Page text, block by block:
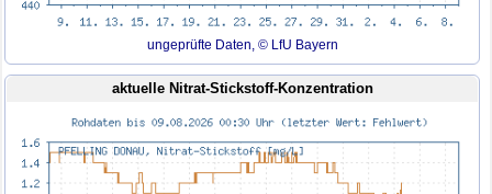
ungeprüfte Daten, © LfU Bayern
aktuelle Nitrat-Stickstoff-Konzentration